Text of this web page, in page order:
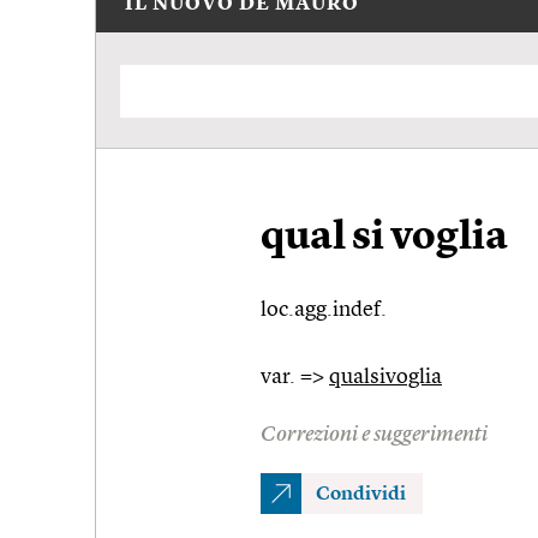
IL NUOVO DE MAURO
qual si voglia
loc.agg.indef.
var. => qualsivoglia
Correzioni e suggerimenti
Condividi